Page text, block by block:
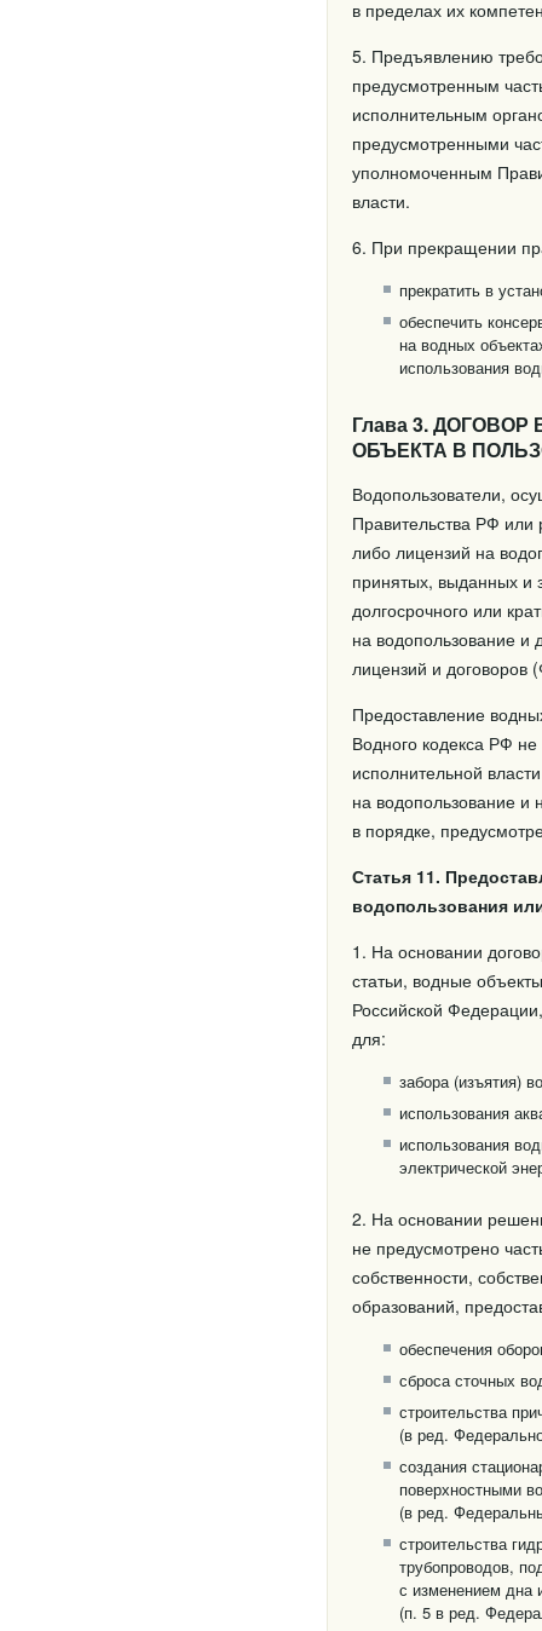
в пределах их
5. Предъявлению
предусмотренным
исполнительным
предусмотренными
уполномоченным
власти.
6. При прекращении
прекратить в
обеспечить
на водных
использования
Глава 3.
ОБЪЕКТА В
Водопользователи,
Правительства РФ или
либо лицензий на
принятых, выданных и
долгосрочного или
на водопользование и
лицензий и договоров
Предоставление
Водного кодекса РФ
исполнительной
на водопользование и
в порядке,
Статья 11.
водопользования
1. На основании
статьи, водные
Российской
для:
забора (изъятия)
использования
использования
электрической
2. На основании
не предусмотрено
собственности,
образований,
обеспечения
сброса сточных
строительства
(в ред.
создания
поверхностными
(в ред.
строительства
трубопроводов,
с изменением дна
(п. 5 в ред.